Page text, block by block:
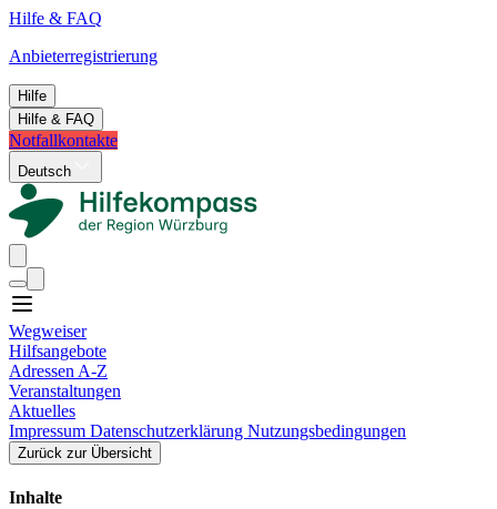
Hilfe & FAQ
Anbieterregistrierung
Hilfe
Hilfe & FAQ
Notfallkontakte
Deutsch
Wegweiser
Hilfsangebote
Adressen A-Z
Veranstaltungen
Aktuelles
Impressum Datenschutzerklärung Nutzungsbedingungen
Zurück zur Übersicht
Inhalte